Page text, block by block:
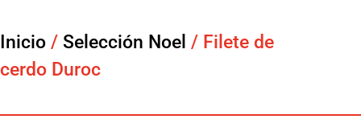
Inicio / Selección Noel / Filete de
cerdo Duroc